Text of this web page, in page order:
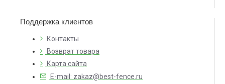
Поддержка клиентов
Контакты
Возврат товара
Карта сайта
E-mail: zakaz@best-fence.ru